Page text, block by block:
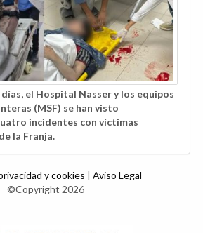
el Hospital Nasser y los equipos
(MSF) se han visto
incidentes con víctimas
la Franja.
y cookies
Aviso Legal
©Copyright 2026